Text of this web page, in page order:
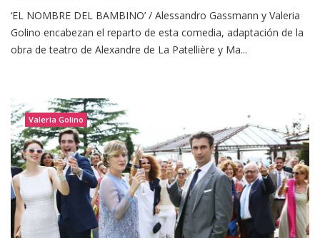
‘EL NOMBRE DEL BAMBINO’ / Alessandro Gassmann y Valeria
Golino encabezan el reparto de esta comedia, adaptación de la
obra de teatro de Alexandre de La Patellière y Ma...
Valeria Golino